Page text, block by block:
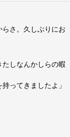
さ。久しぶりにお
しなんかしらの暇
ってきましたよ」